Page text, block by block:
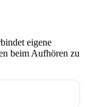
eigene
beim Aufhören zu